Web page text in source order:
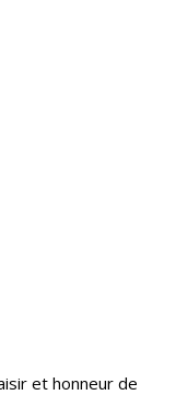
et honneur de